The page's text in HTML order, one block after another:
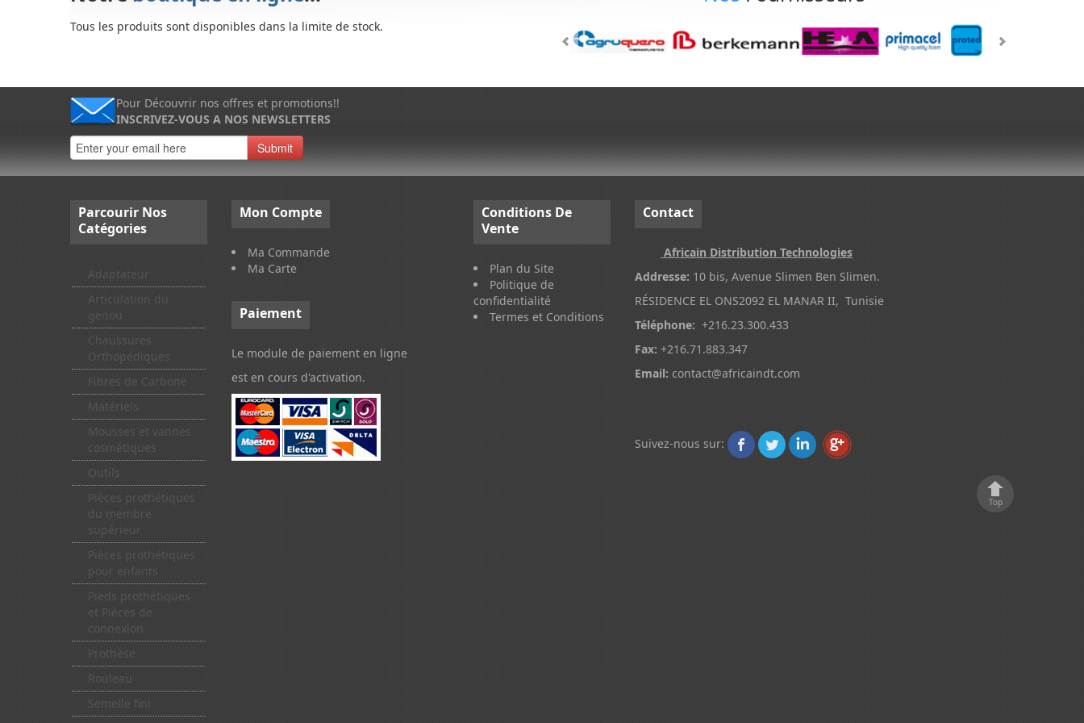
Tous les produits sont disponibles dans la limite de stock.
Pour Découvrir nos offres et promotions!!
INSCRIVEZ-VOUS A NOS NEWSLETTERS
Submit
Parcourir Nos
Catégories
Adaptateur
Articulation du
genou
Chaussures
Orthopédiques
Fibres de Carbone
Matériels
Mousses et vannes
cosmétiques
Outils
Pièces prothétiques
du membre
supérieur
Pièces prothétiques
pour enfants
Pieds prothétiques
et Pièces de
connexion
Prothèse
Rouleau
Semelle fini
Mon Compte
Ma Commande
Ma Carte
Paiement
Le module de paiement en ligne
est en cours d'activation.
Conditions De
Vente
Plan du Site
Politique de
confidentialité
Termes et Conditions
Contact
Africain Distribution Technologies
Addresse: 10 bis, Avenue Slimen Ben Slimen.
RÉSIDENCE EL ONS2092 EL MANAR II, Tunisie
Téléphone: +216.23.300.433
Fax: +216.71.883.347
Email: contact@africaindt.com
Suivez-nous sur:
Top